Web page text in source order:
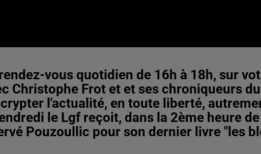
vous quotidien de 16h à 18h, sur
Christophe Frot et et ses chroniqueurs
l'actualité, en toute liberté,
le Lgf reçoit, dans la 2ème heure de
Pouzoullic pour son dernier livre "les